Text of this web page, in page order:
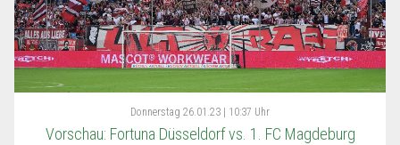
Donnerstag 26.01.23 | 10:37 Uhr
Vorschau: Fortuna Düsseldorf vs. 1. FC Magdeburg